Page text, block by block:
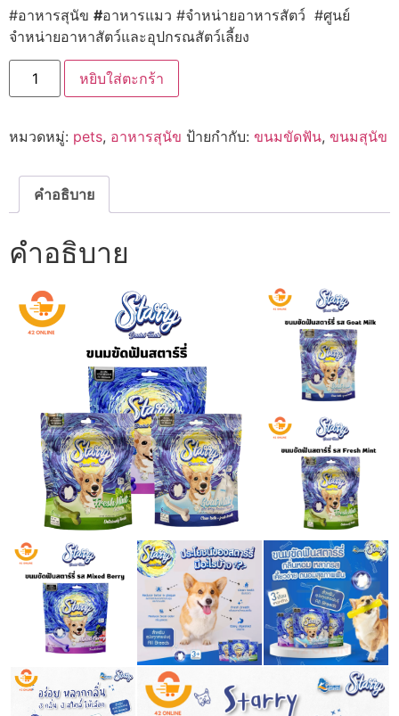
#อาหารสุนัข #อาหารแมว #จำหน่ายอาหารสัตว์ #ศูนย์
จำหน่ายอาหาสัตว์และอุปกรณสัตว์เลี้ยง
จำนวน
Starry
ส
ขนม
สำหรับ
สุนัข
168g
หยิบใส่ตะกร้า
หมวดหมู่: pets, อาหารสุนัข ป้ายกำกับ: ขนมขัดฟัน, ขนมสุนัข
คำอธิบาย
คำอธิบาย